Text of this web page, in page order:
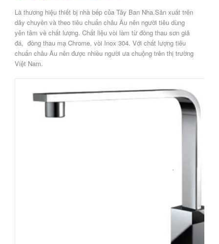
Là thương hiệu thiết bị nhà bếp của Tây Ban Nha.Sản xuất trên
dây chuyền và theo tiêu chuẩn châu Âu nên người tiêu dùng
yên tâm về chất lượng. Chất liệu vòi làm từ đồng thau sơn giả
đá, đồng thau mạ Chrome, vòi Inox 304. Với chất lượng tiêu
chuẩn châu Âu nên được nhiều người ưa chuộng trên thị trường
Việt Nam.